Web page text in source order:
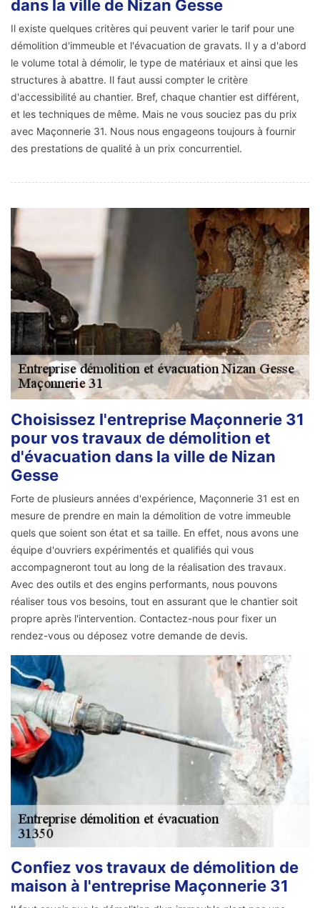
dans la ville de Nizan Gesse
Il existe quelques critères qui peuvent varier le tarif pour une
démolition d'immeuble et l'évacuation de gravats. Il y a d'abord
le volume total à démolir, le type de matériaux et ainsi que les
structures à abattre. Il faut aussi compter le critère
d'accessibilité au chantier. Bref, chaque chantier est différent,
et les techniques de même. Mais ne vous souciez pas du prix
avec Maçonnerie 31. Nous nous engageons toujours à fournir
des prestations de qualité à un prix concurrentiel.
Choisissez l'entreprise Maçonnerie 31
pour vos travaux de démolition et
d'évacuation dans la ville de Nizan
Gesse
Forte de plusieurs années d'expérience, Maçonnerie 31 est en
mesure de prendre en main la démolition de votre immeuble
quels que soient son état et sa taille. En effet, nous avons une
équipe d'ouvriers expérimentés et qualifiés qui vous
accompagneront tout au long de la réalisation des travaux.
Avec des outils et des engins performants, nous pouvons
réaliser tous vos besoins, tout en assurant que le chantier soit
propre après l'intervention. Contactez-nous pour fixer un
rendez-vous ou déposez votre demande de devis.
Confiez vos travaux de démolition de
maison à l'entreprise Maçonnerie 31